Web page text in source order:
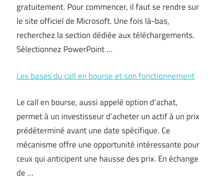
gratuitement. Pour commencer, il faut se rendre sur
le site officiel de Microsoft. Une fois là-bas,
recherchez la section dédiée aux téléchargements.
Sélectionnez PowerPoint …
Les bases du call en bourse et son fonctionnement
Le call en bourse, aussi appelé option d’achat,
permet à un investisseur d’acheter un actif à un prix
prédéterminé avant une date spécifique. Ce
mécanisme offre une opportunité intéressante pour
ceux qui anticipent une hausse des prix. En échange
de …